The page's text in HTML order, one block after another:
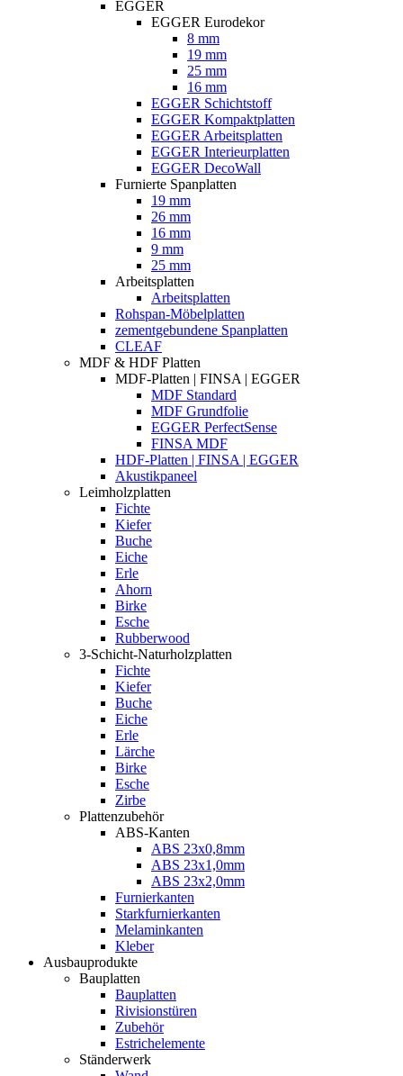
EGGER
EGGER Eurodekor
8 mm
19 mm
25 mm
16 mm
EGGER Schichtstoff
EGGER Kompaktplatten
EGGER Arbeitsplatten
EGGER Interieurplatten
EGGER DecoWall
Furnierte Spanplatten
19 mm
26 mm
16 mm
9 mm
25 mm
Arbeitsplatten
Arbeitsplatten
Rohspan-Möbelplatten
zementgebundene Spanplatten
CLEAF
MDF & HDF Platten
MDF-Platten | FINSA | EGGER
MDF Standard
MDF Grundfolie
EGGER PerfectSense
FINSA MDF
HDF-Platten | FINSA | EGGER
Akustikpaneel
Leimholzplatten
Fichte
Kiefer
Buche
Eiche
Erle
Ahorn
Birke
Esche
Rubberwood
3-Schicht-Naturholzplatten
Fichte
Kiefer
Buche
Eiche
Erle
Lärche
Birke
Esche
Zirbe
Plattenzubehör
ABS-Kanten
ABS 23x0,8mm
ABS 23x1,0mm
ABS 23x2,0mm
Furnierkanten
Starkfurnierkanten
Melaminkanten
Kleber
Ausbauprodukte
Bauplatten
Bauplatten
Rivisionstüren
Zubehör
Estrichelemente
Ständerwerk